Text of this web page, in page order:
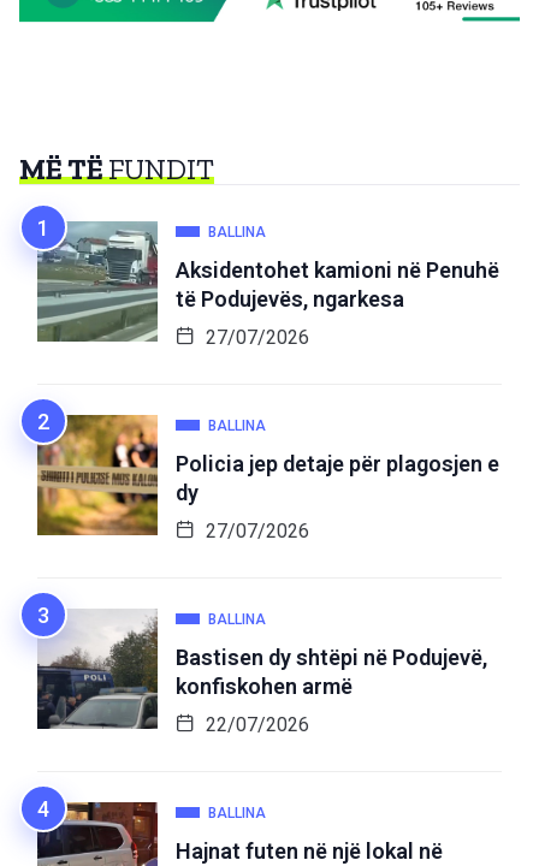
MË TËFUNDIT
BALLINA
Aksidentohet kamioni në Penuhë
të Podujevës, ngarkesa
27/07/2026
BALLINA
Policia jep detaje për plagosjen e
dy
27/07/2026
BALLINA
Bastisen dy shtëpi në Podujevë,
konfiskohen armë
22/07/2026
BALLINA
Hajnat futen në një lokal në